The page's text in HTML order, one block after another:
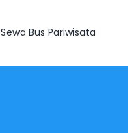
Sewa Bus Pariwisata